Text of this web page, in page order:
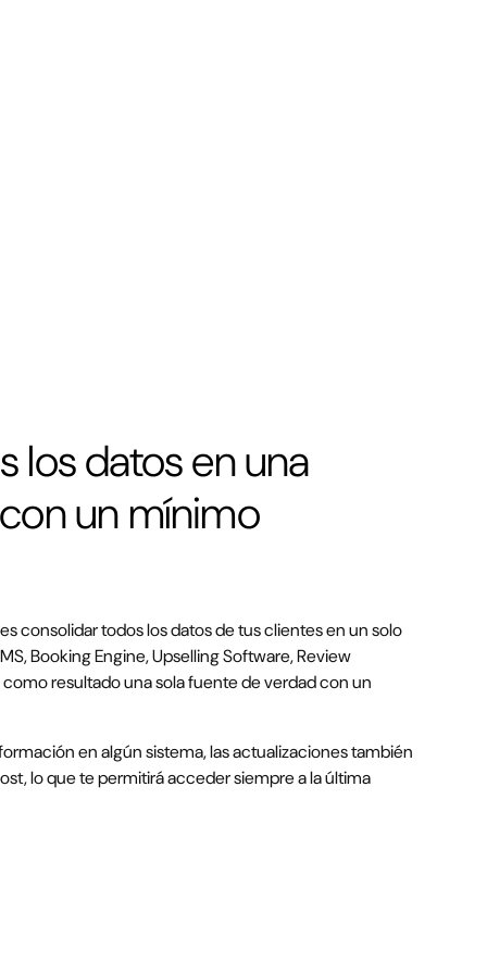
los datos en una
un mínimo
consolidar todos los datos de tus clientes en un solo
Booking Engine, Upselling Software, Review
como resultado una sola fuente de verdad con un
en algún sistema, las actualizaciones también
lo que te permitirá acceder siempre a la última